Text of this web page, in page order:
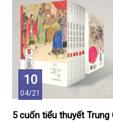
10
04/21
5 cuốn tiểu thuyết Trung